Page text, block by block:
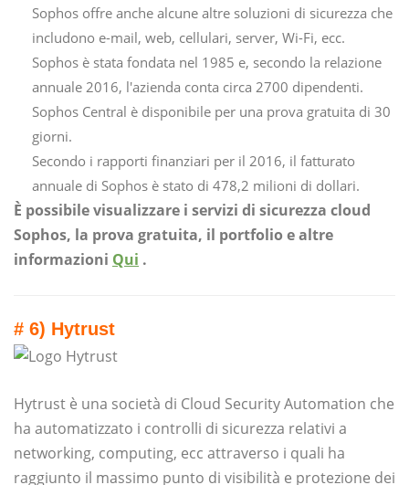
Sophos offre anche alcune altre soluzioni di sicurezza che
includono e-mail, web, cellulari, server, Wi-Fi, ecc.
Sophos è stata fondata nel 1985 e, secondo la relazione
annuale 2016, l'azienda conta circa 2700 dipendenti.
Sophos Central è disponibile per una prova gratuita di 30
giorni.
Secondo i rapporti finanziari per il 2016, il fatturato
annuale di Sophos è stato di 478,2 milioni di dollari.
È possibile visualizzare i servizi di sicurezza cloud
Sophos, la prova gratuita, il portfolio e altre
informazioni Qui .
# 6) Hytrust
Hytrust è una società di Cloud Security Automation che
ha automatizzato i controlli di sicurezza relativi a
networking, computing, ecc attraverso i quali ha
raggiunto il massimo punto di visibilità e protezione dei